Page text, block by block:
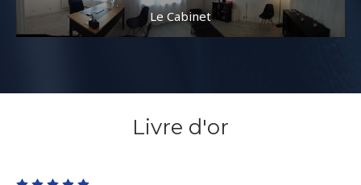
Le Cabinet
Livre d'or